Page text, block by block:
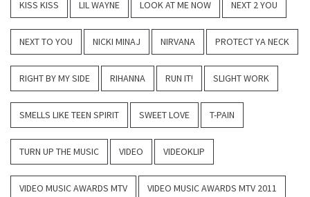
KISS KISS LIL WAYNE LOOK AT ME NOW NEXT 2 YOU
NEXT TO YOU NICKI MINAJ NIRVANA PROTECT YA NECK
RIGHT BY MY SIDE RIHANNA RUN IT! SLIGHT WORK
SMELLS LIKE TEEN SPIRIT SWEET LOVE T-PAIN
TURN UP THE MUSIC VIDEO VIDEOKLIP
VIDEO MUSIC AWARDS MTV VIDEO MUSIC AWARDS MTV 2011